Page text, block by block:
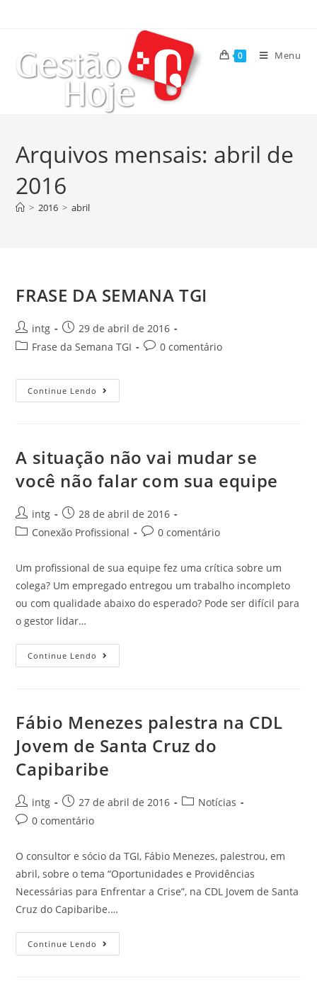
0 Menu
Arquivos mensais: abril de
2016
> 2016 > abril
FRASE DA SEMANA TGI
intg
29 de abril de 2016
Frase da Semana TGI
0 comentário
Continue Lendo
A situação não vai mudar se
você não falar com sua equipe
intg
28 de abril de 2016
Conexão Profissional
0 comentário
Um profissional de sua equipe fez uma crítica sobre um
colega? Um empregado entregou um trabalho incompleto
ou com qualidade abaixo do esperado? Pode ser difícil para
o gestor lidar…
Continue Lendo
Fábio Menezes palestra na CDL
Jovem de Santa Cruz do
Capibaribe
intg 27 de abril de 2016
Notícias
0 comentário
O consultor e sócio da TGI, Fábio Menezes, palestrou, em
abril, sobre o tema “Oportunidades e Providências
Necessárias para Enfrentar a Crise”, na CDL Jovem de Santa
Cruz do Capibaribe.…
Continue Lendo